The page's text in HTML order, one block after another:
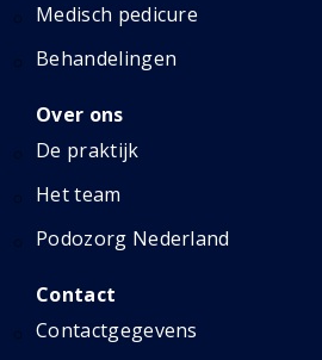
Medisch pedicure
Behandelingen
Over ons
De praktijk
Het team
Podozorg Nederland
Contact
Contactgegevens